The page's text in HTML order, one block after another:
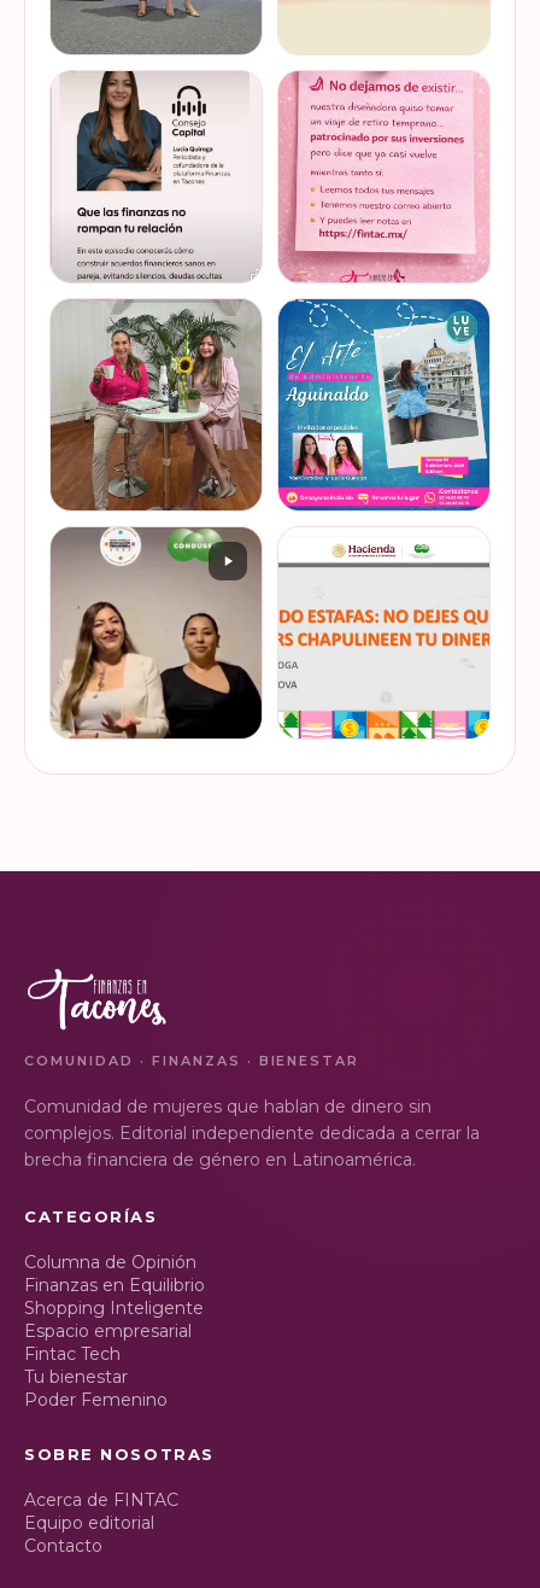
Felices de haber sido
invitadas, por cuarto año
consecutivo, a participar en
la Global Money Week, una
iniciativa que impulsa la
educación f…
VER EN
INSTAGRAM
Del 17 al 22 de marzo se
lleva a cabo la Global
Money Week 2026 (Semana
Mundial del Dinero).
Finanzas en Tacones
somos parte de esta
Jornada…
VER EN
INSTAGRAM
@lucyquiroga tuvo la
oportunidad de conversar
con la gran Ilana Sod, en el
#podcast Consejo Capital
de @scotiabankmx Gracias
por la invitac…
VER EN
INSTAGRAM
Prometemos que no
desaparecimos… solo
estamos reorganizando
todo (y esperando a que el
diseñador vuelva del retiro
😅). No estamos publicand…
VER EN
INSTAGRAM
De cuando te toca ser la
entrevistada. Un placer
platicar con Esther Luiselli
de tus finanzas en la serie
de "Mu…
VER EN
INSTAGRAM
mejor forma de gestionar
ese dinero extra de fin de
ahorro o aguinaldo, es un
dinero…
VER EN
INSTAGRAM
de la Semana Nacional de
que los hackers
COMUNIDAD · FINANZAS · BIENESTAR
Comunidad de mujeres que hablan de dinero sin
complejos. Editorial independiente dedicada a cerrar la
brecha financiera de género en Latinoamérica.
CATEGORÍAS
Columna de Opinión
Finanzas en Equilibrio
Shopping Inteligente
Espacio empresarial
Fintac Tech
Tu bienestar
Poder Femenino
SOBRE NOSOTRAS
Acerca de FINTAC
Equipo editorial
Contacto